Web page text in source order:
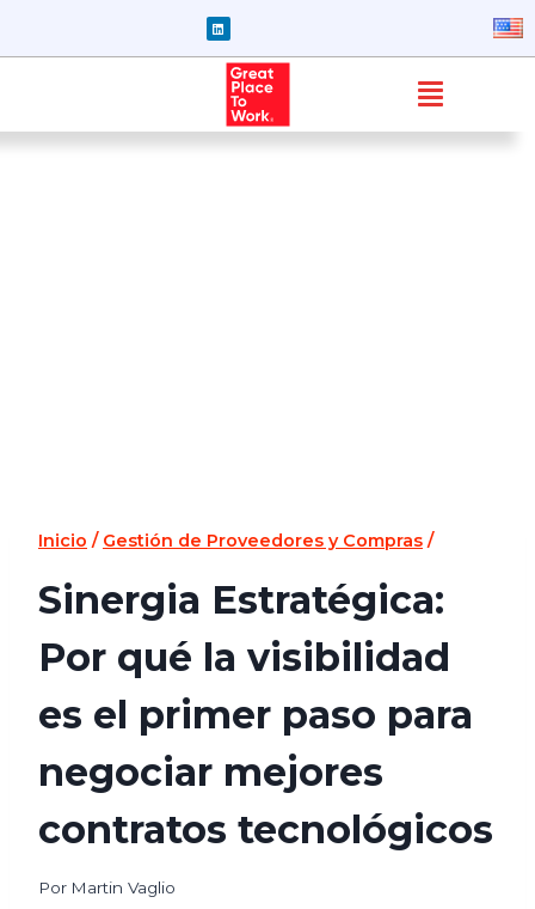
Inicio / Gestión de Proveedores y Compras /
Sinergia Estratégica:
Por qué la visibilidad
es el primer paso para
negociar mejores
contratos tecnológicos
Por Martin Vaglio